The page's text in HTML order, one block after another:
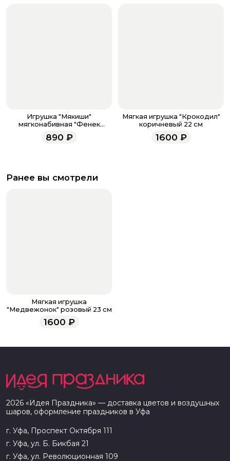
Игрушка "Мякиши"
мягконабивная "Фенек
890 ₽
Мягкая игрушка "Крокодил"
коричневый 22 см
1600 ₽
Ранее вы смотрели
Мягкая игрушка
"Медвежонок" розовый 23 см
1600 ₽
2026 «Идея Праздника» — доставка цветов и воздушных
шаров, оформление праздников в Уфа
г. Уфа, Проспект Октября 111
г. Уфа, ул. Б. Бикбая 21
г. Уфа, ул. Революционная 109